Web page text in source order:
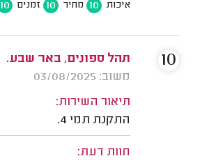
איכות 10 מחיר 10 זמנים 10
תהל ספונים, באר שבע.
משוב: 03/08/2025
תיאור השירות:
התקנת תמי 4.
חוות דעת:
10